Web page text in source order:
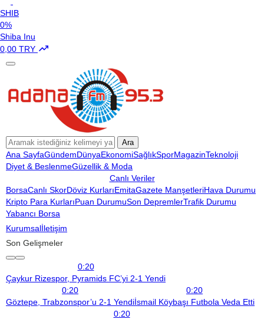
SHIB
0%
Shiba Inu
0,00 TRY
Ara
Ana SayfaGündemDünyaEkonomiSağlıkSporMagazinTeknoloji
Diyet & BeslenmeGüzellik & Moda
Canlı Veriler
BorsaCanlı SkorDöviz KurlarıEmitaGazete ManşetleriHava Durumu
Kripto Para KurlarıPuan DurumuSon DepremlerTrafik Durumu
Yabancı Borsa
Kurumsalİletişim
Son Gelişmeler
0:20
Çaykur Rizespor, Pyramids FC’yi 2-1 Yendi
0:20
Göztepe, Trabzonspor’u 2-1 Yendi
0:20
İsmail Köybaşı Futbola Veda Etti
0:20